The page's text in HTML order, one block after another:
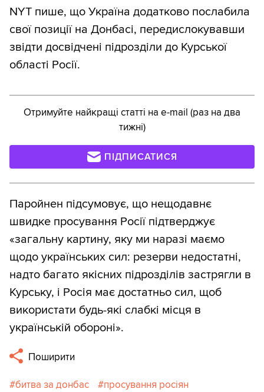
NYT пише, що Україна додатково послабила
свої позиції на Донбасі, передислокувавши
звідти досвідчені підрозділи до Курської
області Росії.
Отримуйте найкращі статті на e-mail (раз на два
тижні)
ПІДПИСАТИСЯ
Паройнен підсумовує, що нещодавнє
швидке просування Росії підтверджує
«загальну картину, яку ми наразі маємо
щодо українських сил: резерви недостатні,
надто багато якісних підрозділів застрягли в
Курську, і Росія має достатньо сил, щоб
використати будь-які слабкі місця в
українській обороні».
Поширити
битва за донбас
просування росіян